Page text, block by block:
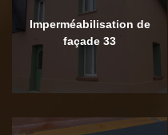
Imperméabilisation de
façade 33